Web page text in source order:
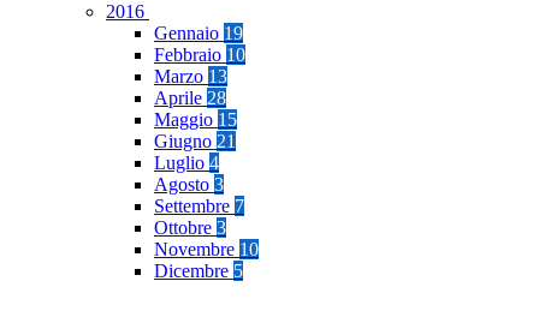
2016
Gennaio 19
Febbraio 10
Marzo 13
Aprile 28
Maggio 15
Giugno 21
Luglio 4
Agosto 3
Settembre 7
Ottobre 3
Novembre 10
Dicembre 5